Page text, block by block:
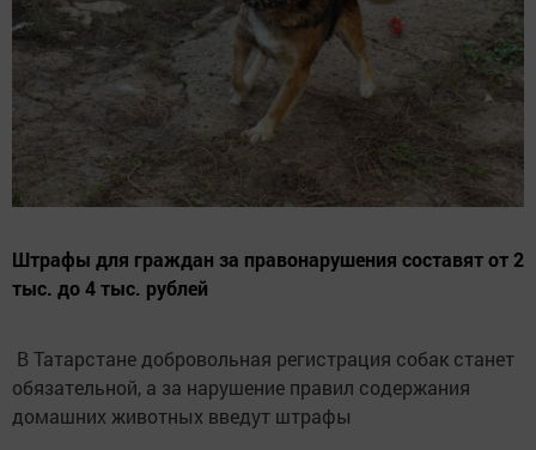
Штрафы для граждан за правонарушения составят от 2
тыс. до 4 тыс. рублей
В Татарстане добровольная регистрация собак станет
обязательной, а за нарушение правил содержания
домашних животных введут штрафы